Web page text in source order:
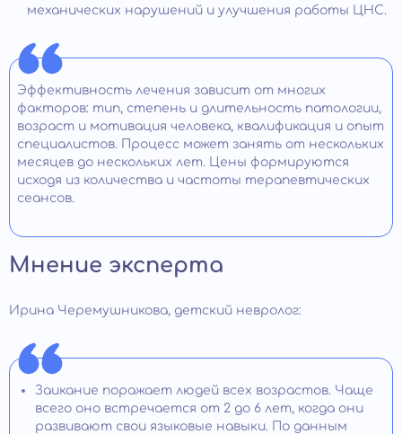
механических нарушений и улучшения работы ЦНС.
Эффективность лечения зависит от многих
факторов: тип, степень и длительность патологии,
возраст и мотивация человека, квалификация и опыт
специалистов. Процесс может занять от нескольких
месяцев до нескольких лет. Цены формируются
исходя из количества и частоты терапевтических
сеансов.
Мнение эксперта
Ирина Черемушникова, детский невролог:
Заикание поражает людей всех возрастов. Чаще
всего оно встречается от 2 до 6 лет, когда они
развивают свои языковые навыки. По данным